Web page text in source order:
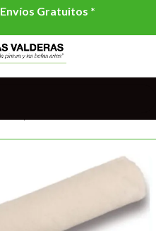
Envíos Gratuitos *